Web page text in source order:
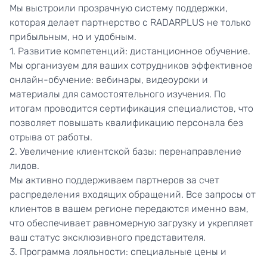
Мы выстроили прозрачную систему поддержки,
которая делает партнерство с RADARPLUS не только
прибыльным, но и удобным.
1. Развитие компетенций: дистанционное обучение.
Мы организуем для ваших сотрудников эффективное
онлайн-обучение: вебинары, видеоуроки и
материалы для самостоятельного изучения. По
итогам проводится сертификация специалистов, что
позволяет повышать квалификацию персонала без
отрыва от работы.
2. Увеличение клиентской базы: перенаправление
лидов.
Мы активно поддерживаем партнеров за счет
распределения входящих обращений. Все запросы от
клиентов в вашем регионе передаются именно вам,
что обеспечивает равномерную загрузку и укрепляет
ваш статус эксклюзивного представителя.
3. Программа лояльности: специальные цены и